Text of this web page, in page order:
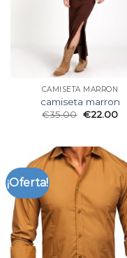
CAMISETA MARRON
camiseta marron
€35.00 €22.00
¡Oferta!